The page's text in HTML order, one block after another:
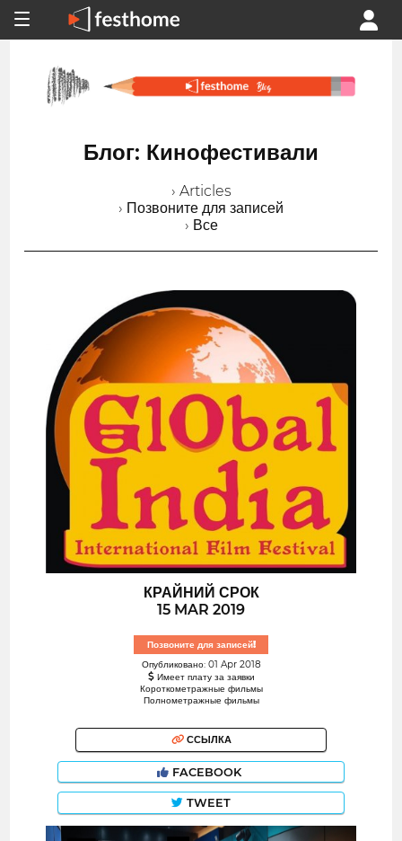
Блог: Кинофестивали
› Articles
› Позвоните для записей
› Все
КРАЙНИЙ СРОК
15 MAR 2019
Позвоните для записей!
Опубликовано: 01 Apr 2018
Имеет плату за заявки
Короткометражные фильмы
Полнометражные фильмы
ССЫЛКА
FACEBOOK
TWEET